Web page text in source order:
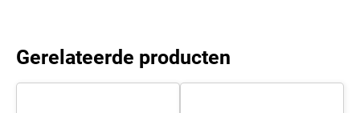
Gerelateerde producten